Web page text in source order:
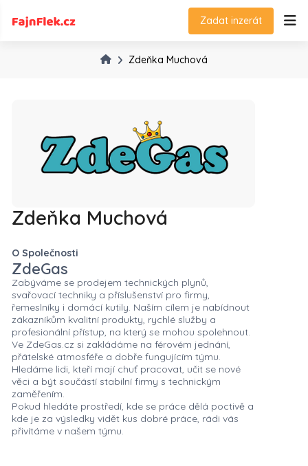
Zadat inzerát
Zdeňka Muchová
Zdeňka Muchová
O Společnosti
ZdeGas
Zabýváme se prodejem technických plynů,
svařovací techniky a příslušenství pro firmy,
řemeslníky i domácí kutily. Naším cílem je nabídnout
zákazníkům kvalitní produkty, rychlé služby a
profesionální přístup, na který se mohou spolehnout.
Ve ZdeGas.cz si zakládáme na férovém jednání,
přátelské atmosféře a dobře fungujícím týmu.
Hledáme lidi, kteří mají chuť pracovat, učit se nové
věci a být součástí stabilní firmy s technickým
zaměřením.
Pokud hledáte prostředí, kde se práce dělá poctivě a
kde je za výsledky vidět kus dobré práce, rádi vás
přivítáme v našem týmu.